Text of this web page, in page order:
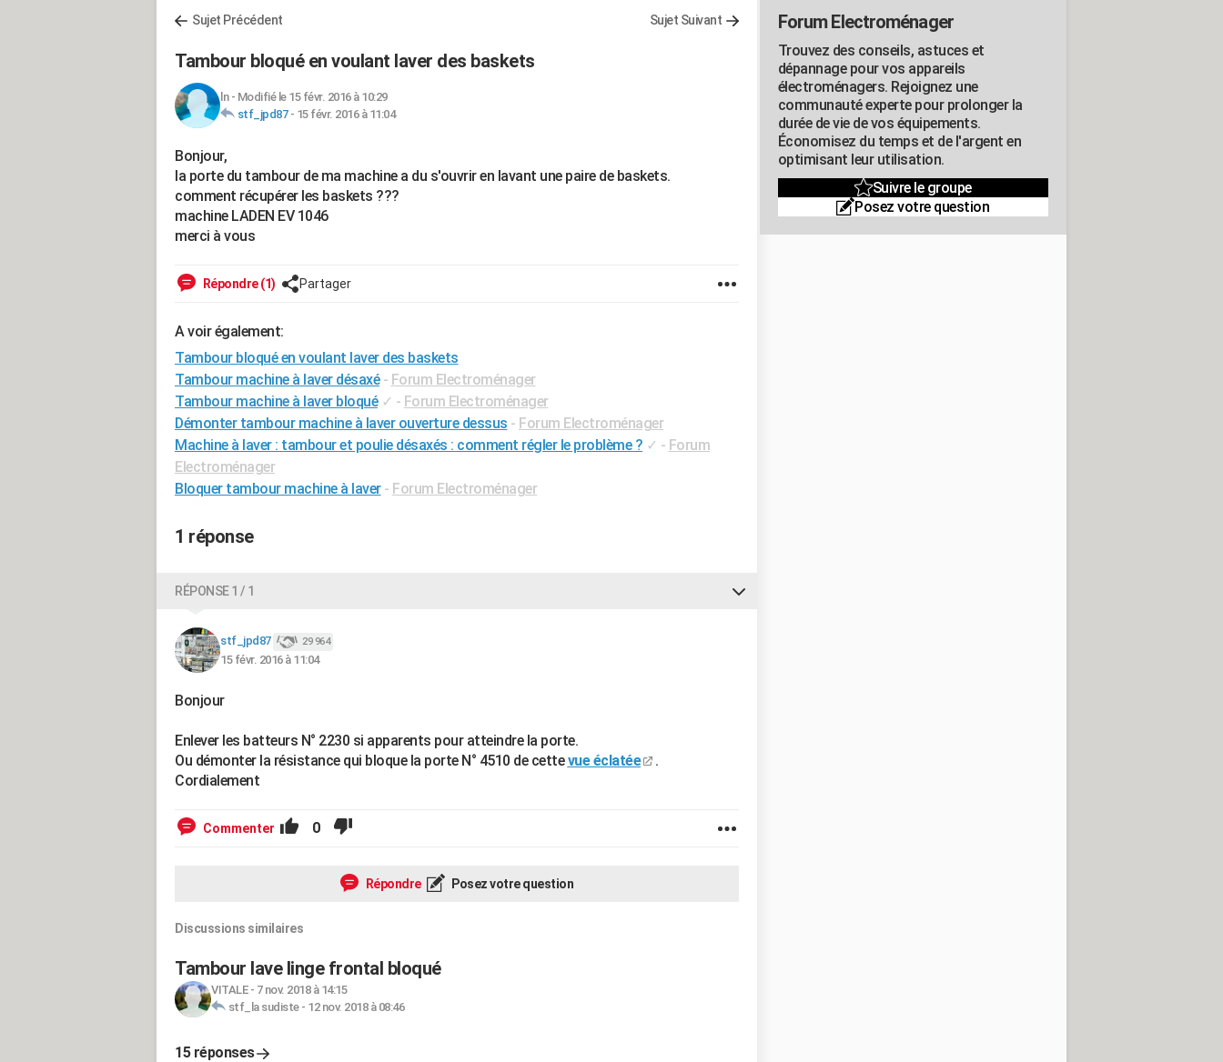
Sujet Précédent Sujet Suivant
Tambour bloqué en voulant laver des baskets
ln- Modifié le 15 févr. 2016 à 10:29
stf_jpd87- 15 févr. 2016 à 11:04
Bonjour,
la porte du tambour de ma machine a du s'ouvrir en lavant une paire de baskets.
comment récupérer les baskets ???
machine LADEN EV 1046
merci à vous
Répondre (1) Partager
A voir également:
Tambour bloqué en voulant laver des baskets
Tambour machine à laver désaxé - Forum Electroménager
Tambour machine à laver bloqué ✓ - Forum Electroménager
Démonter tambour machine à laver ouverture dessus - Forum Electroménager
Machine à laver : tambour et poulie désaxés : comment régler le problème ? ✓ - Forum
Electroménager
Bloquer tambour machine à laver - Forum Electroménager
1 réponse
RÉPONSE 1 / 1
stf_jpd87 29 964
15 févr. 2016 à 11:04
Bonjour
Enlever les batteurs N° 2230 si apparents pour atteindre la porte.
Ou démonter la résistance qui bloque la porte N° 4510 de cettevue éclatée
.
Cordialement
Commenter 0
Répondre Posez votre question
Discussions similaires
Tambour lave linge frontal bloqué
VITALE- 7 nov. 2018 à 14:15
stf_la sudiste- 12 nov. 2018 à 08:46
15 réponses
Forum Electroménager
Trouvez des conseils, astuces et
dépannage pour vos appareils
électroménagers. Rejoignez une
communauté experte pour prolonger la
durée de vie de vos équipements.
Économisez du temps et de l'argent en
optimisant leur utilisation.
Suivre le groupe
Posez votre question